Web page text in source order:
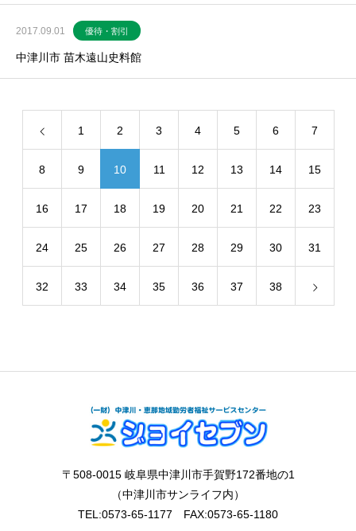
2017.09.01 優待・割引
中津川市 苗木遠山史料館
1 2 3 4 5 6 7
8 9 10 11 12 13 14 15
16 17 18 19 20 21 22 23
24 25 26 27 28 29 30 31
32 33 34 35 36 37 38
〒508-0015 岐阜県中津川市手賀野172番地の1
（中津川市サンライフ内）
TEL:0573-65-1177 FAX:0573-65-1180